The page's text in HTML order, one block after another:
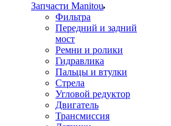
Запчасти Manitou
Фильтра
Передний и задний
мост
Ремни и ролики
Гидравлика
Пальцы и втулки
Стрела
Угловой редуктор
Двигатель
Трансмиссия